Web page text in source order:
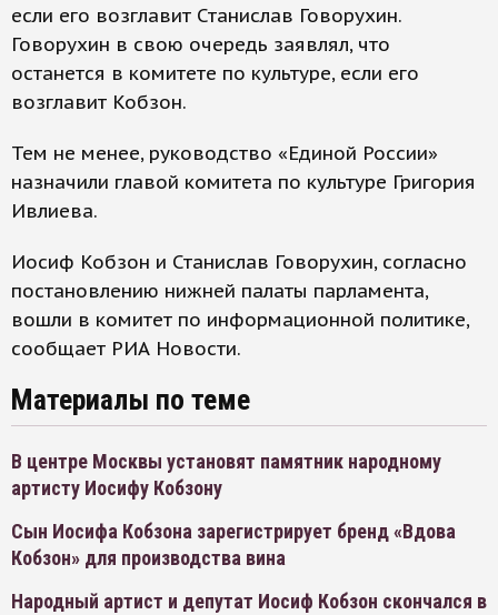
если его возглавит Станислав Говорухин.
Говорухин в свою очередь заявлял, что
останется в комитете по культуре, если его
возглавит Кобзон.
Тем не менее, руководство «Единой России»
назначили главой комитета по культуре Григория
Ивлиева.
Иосиф Кобзон и Станислав Говорухин, согласно
постановлению нижней палаты парламента,
вошли в комитет по информационной политике,
сообщает РИА Новости.
Материалы по теме
В центре Москвы установят памятник народному
артисту Иосифу Кобзону
Сын Иосифа Кобзона зарегистрирует бренд «Вдова
Кобзон» для производства вина
Народный артист и депутат Иосиф Кобзон скончался в